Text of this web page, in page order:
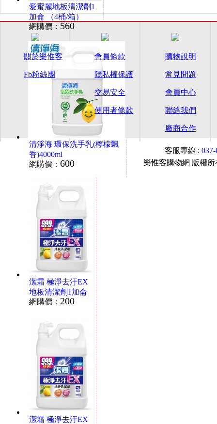
愛蜜麗地板清潔劑1
加侖 （4桶/箱）
網購價： 560
清淨海 環保洗手乳(檸檬飄
香)4000ml
網購價： 600
潔霜 極淨去汙EX
地板清潔劑1加侖
檸檬
網購價： 200
潔霜 極淨去汙EX
關於樂惟客
Fb粉絲團
會員條款
隱私權保護
交易安全
使用者條款
購物說明
常見問題
會員中心
聯絡我們
廠商合作
客服專線 :
樂惟客購物網 版權所